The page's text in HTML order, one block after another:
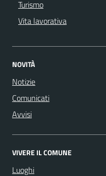
Turismo
Vita lavorativa
NOVITÀ
Notizie
Comunicati
Avvisi
VIVERE IL COMUNE
Luoghi